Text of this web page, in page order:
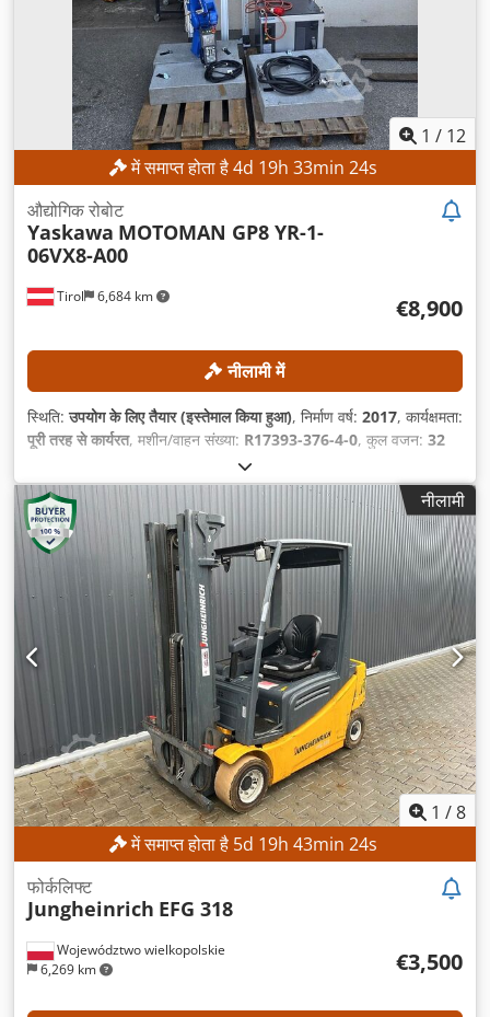
1 / 12
में समाप्त होता है4d 19h 33min 21s
Tirol 6,684 km
औद्योगिक रोबोट
Yaskawa MOTOMAN GP8 YR-1-
06VX8-A00
€8,900
नीलामी में
स्थिति:उपयोग के लिए तैयार (इस्तेमाल किया हुआ), निर्माण वर्ष: 2017, कार्यक्षमता:
पूरी तरह से कार्यरत, मशीन/वाहन संख्या: R17393-376-4-0, कुल वजन: 32
, कंट्रोलर मॉडल:
पेंडेंट निर्माता:Yaskawa, धुरों की संख्या:6,
नीलामी
1 /8
में समाप्त होता है 5d 19h 43min 21s
Województwo wielkopolskie
6,269 km
फोर्कलिफ्ट
Jungheinrich EFG 318
€3,500